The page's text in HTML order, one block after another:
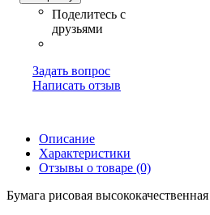
Задать вопрос
Написать отзыв
Описание
Характеристики
Отзывы о товаре (0)
Бумага рисовая высококачественная